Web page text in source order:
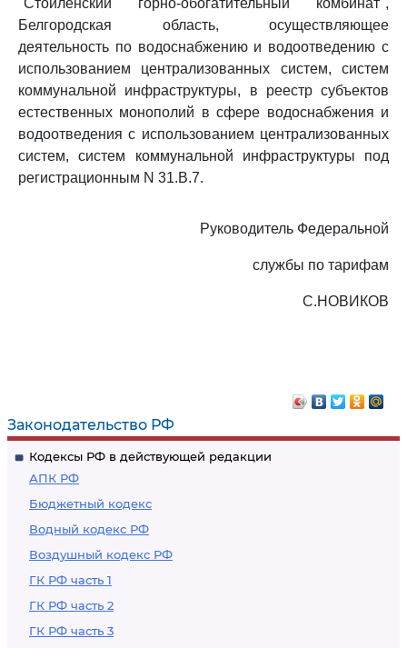
Законодательство РФ
Кодексы РФ в действующей редакции
АПК РФ
Бюджетный кодекс
Водный кодекс РФ
Воздушный кодекс РФ
ГК РФ часть 1
ГК РФ часть 2
ГК РФ часть 3
"Стойленский горно-обогатительный комбинат",
Белгородская область, осуществляющее
деятельность по водоснабжению и водоотведению с
использованием централизованных систем, систем
коммунальной инфраструктуры, в реестр субъектов
естественных монополий в сфере водоснабжения и
водоотведения с использованием централизованных
систем, систем коммунальной инфраструктуры под
регистрационным N 31.В.7.
Руководитель Федеральной
службы по тарифам
С.НОВИКОВ